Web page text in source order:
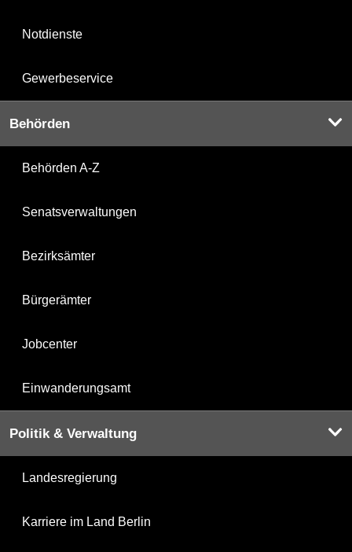
Notdienste
Gewerbeservice
Behörden
Behörden A-Z
Senatsverwaltungen
Bezirksämter
Bürgerämter
Jobcenter
Einwanderungsamt
Politik & Verwaltung
Landesregierung
Karriere im Land Berlin